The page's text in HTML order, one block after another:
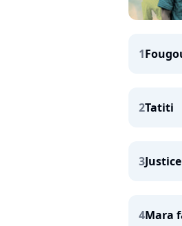
1
2Tatiti
3Justice
4Mara